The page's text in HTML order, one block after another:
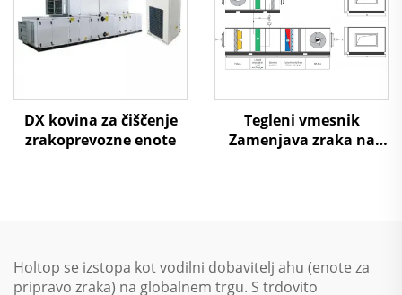
DX kovina za čiščenje
zrakoprevozne enote
Tegleni vmesnik
Zamenjava zraka na
Holtop se izstopa kot vodilni dobavitelj ahu (enote za
pripravo zraka) na globalnem trgu. S trdovito